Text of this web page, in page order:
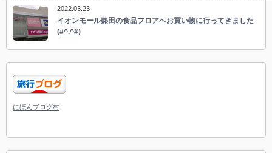
2022.03.23
イオンモール熱田の食品フロアへお買い物に行ってきました
(#^.^#)
にほんブログ村